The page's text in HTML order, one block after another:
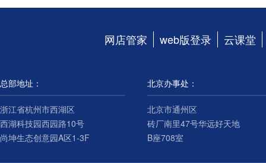
网店管家 web版登录 云课堂
总部地址：
浙江省杭州市西湖区
西湖科技园西园路10号
尚坤生态创意园A区1-3F
北京办事处：
北京市通州区
砖厂南里47号华远好天地
B座708室